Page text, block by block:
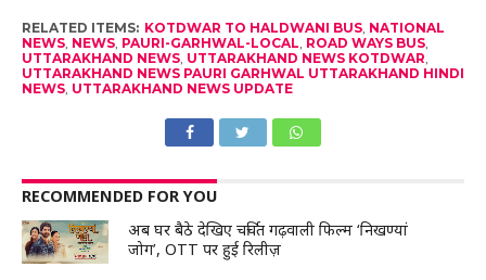
RELATED ITEMS: KOTDWAR TO HALDWANI BUS, NATIONAL
NEWS, NEWS, PAURI-GARHWAL-LOCAL ROAD WAYS BUS,
UTTARAKHAND NEWS, UTTARAKHAND NEWS KOTDWAR
UTTARAKHAND NEWS PAURI GARHWAL UTTARAKHAND HINDI
NEWS, UTTARAKHAND NEWS UPDATE
RECOMMENDED FOR YOU
अब घर बैठे देखिए चर्चित गढ़वाली फिल्म ‘निखण्यां
जोग’, OTT पर हुई रिलीज़